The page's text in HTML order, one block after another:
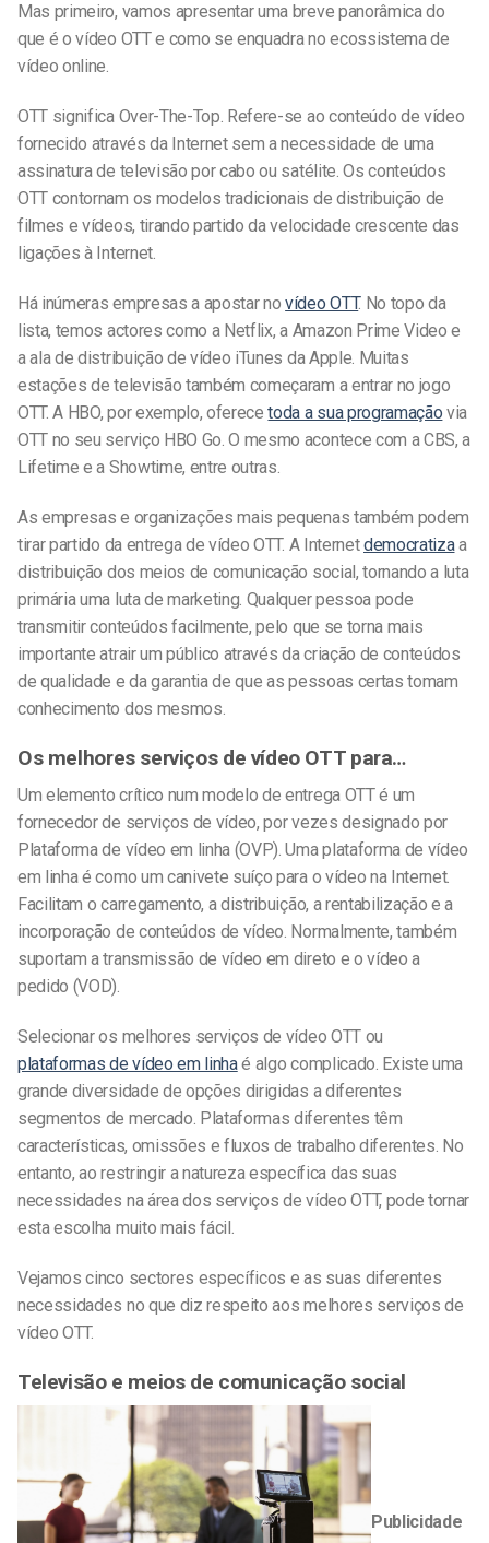
Mas primeiro, vamos apresentar uma breve panorâmica do
que é o vídeo OTT e como se enquadra no ecossistema de
vídeo online.
OTT significa Over-The-Top. Refere-se ao conteúdo de vídeo
fornecido através da Internet sem a necessidade de uma
assinatura de televisão por cabo ou satélite. Os conteúdos
OTT contornam os modelos tradicionais de distribuição de
filmes e vídeos, tirando partido da velocidade crescente das
ligações à Internet.
Há inúmeras empresas a apostar novídeo OTT. No topo da
lista, temos actores como a Netflix, a Amazon Prime Video e
a ala de distribuição de vídeo iTunes da Apple. Muitas
estações de televisão também começaram a entrar no jogo
OTT. A HBO, por exemplo, oferecetoda a sua programação via
OTT no seu serviço HBO Go. O mesmo acontece com a CBS, a
Lifetime e a Showtime, entre outras.
As empresas e organizações mais pequenas também podem
tirar partido da entrega de vídeo OTT. A Internetdemocratizaa
distribuição dos meios de comunicação social, tornando a luta
primária uma luta de marketing. Qualquer pessoa pode
transmitir conteúdos facilmente, pelo que se torna mais
importante atrair um público através da criação de conteúdos
de qualidade e da garantia de que as pessoas certas tomam
conhecimento dos mesmos.
Os melhores serviços de vídeo OTT para…
Um elemento crítico num modelo de entrega OTT é um
fornecedor de serviços de vídeo, por vezes designado por
Plataforma de vídeo em linha (OVP). Uma plataforma de vídeo
em linha é como um canivete suíço para o vídeo na Internet.
Facilitam o carregamento, a distribuição, a rentabilização e a
incorporação de conteúdos de vídeo. Normalmente, também
suportam a transmissão de vídeo em direto e o vídeo a
pedido (VOD).
Selecionar os melhores serviços de vídeo OTT ou
plataformas de vídeo em linhaé algo complicado. Existe uma
grande diversidade de opções dirigidas a diferentes
segmentos de mercado. Plataformas diferentes têm
características, omissões e fluxos de trabalho diferentes. No
entanto, ao restringir a natureza específica das suas
necessidades na área dos serviços de vídeo OTT, pode tornar
esta escolha muito mais fácil.
Vejamos cinco sectores específicos e as suas diferentes
necessidades no que diz respeito aos melhores serviços de
vídeo OTT.
Televisão e meios de comunicação social
Publicidade